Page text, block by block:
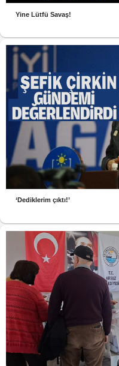
Yine Lütfü Savaş!
‘Dediklerim çıktı!’